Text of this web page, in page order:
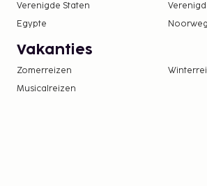
Verenigde Staten
Egypte
Vakanties
Zomerreizen
Musicalreizen